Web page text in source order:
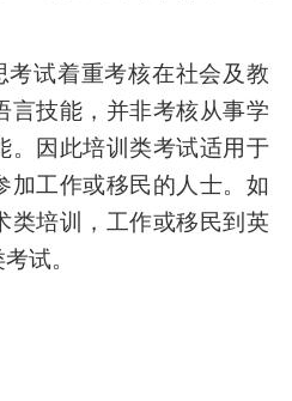
考试着重考核在社会及教
言技能，并非考核从事学
。因此培训类考试适用于
加工作或移民的人士。如
类培训，工作或移民到英
试。